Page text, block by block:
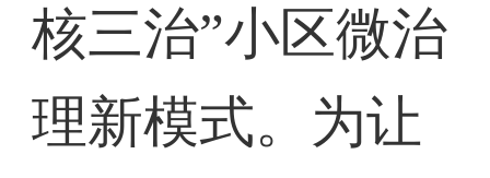
核三治”小区微治
理新模式。为让